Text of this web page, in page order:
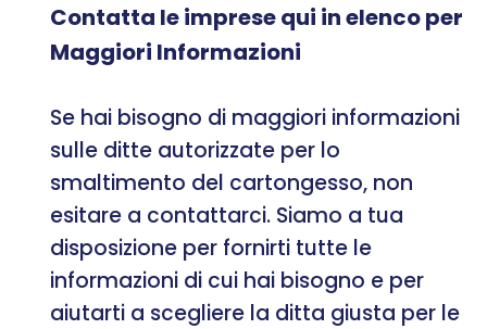
Contatta le imprese qui in elenco per
Maggiori Informazioni
Se hai bisogno di maggiori informazioni
sulle ditte autorizzate per lo
smaltimento del cartongesso, non
esitare a contattarci. Siamo a tua
disposizione per fornirti tutte le
informazioni di cui hai bisogno e per
aiutarti a scegliere la ditta giusta per le